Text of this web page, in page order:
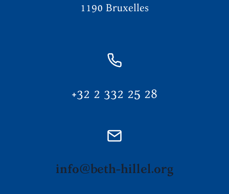
1190 Bruxelles
+32 2 332 25 28
info@beth-hillel.org